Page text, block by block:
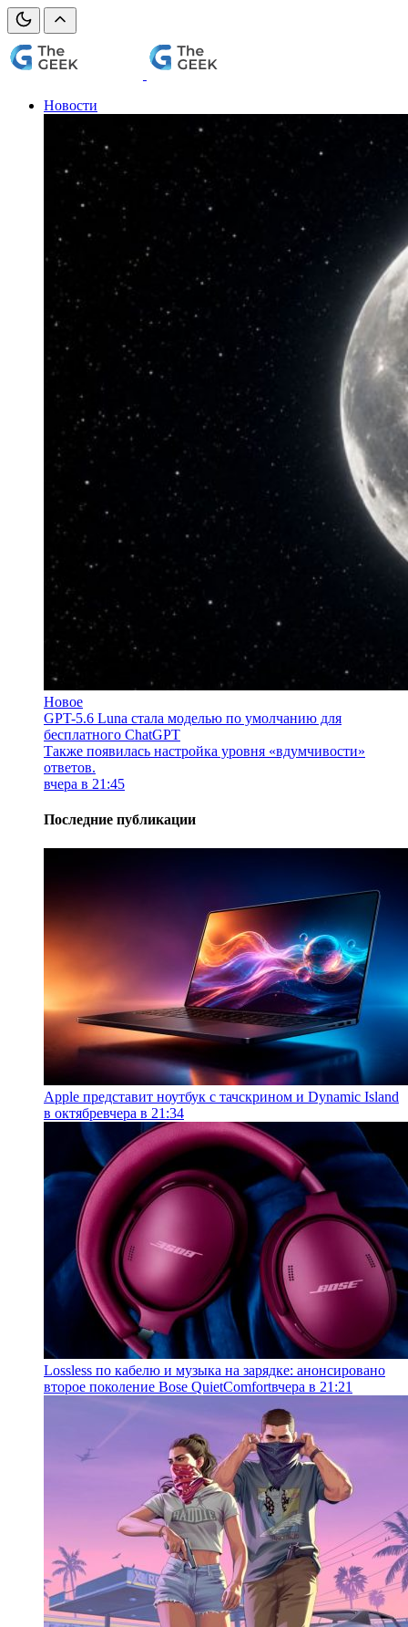
Новости
Новое
GPT-5.6 Luna стала моделью по умолчанию для
бесплатного ChatGPT
Также появилась настройка уровня «вдумчивости»
ответов.
вчера в 21:45
Последние публикации
Apple представит ноутбук с тачскрином и Dynamic Island
в октябревчера в 21:34
Lossless по кабелю и музыка на зарядке: анонсировано
второе поколение Bose QuietComfortвчера в 21:21